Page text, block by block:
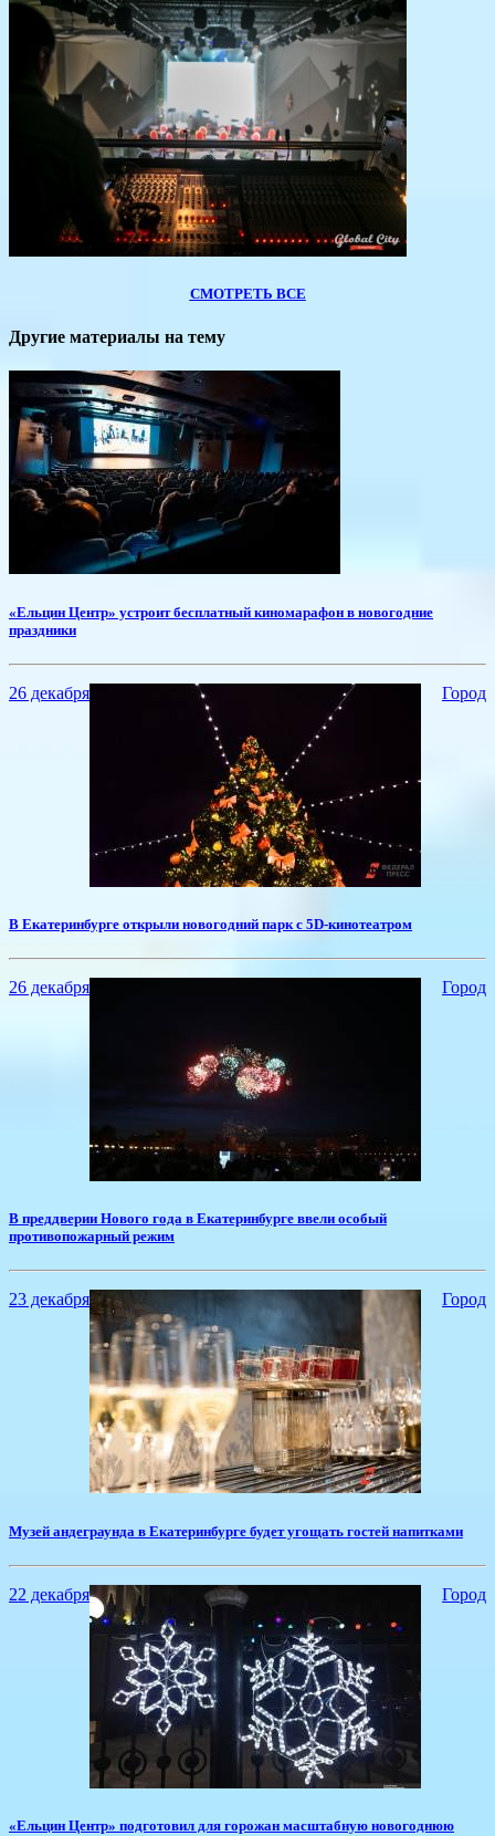
СМОТРЕТЬ ВСЕ
Другие материалы на тему
«Ельцин Центр» устроит бесплатный киномарафон в новогодние
праздники
26 декабря Город
В Екатеринбурге открыли новогодний парк с 5D-кинотеатром
26 декабря Город
В преддверии Нового года в Екатеринбурге ввели особый
противопожарный режим
23 декабря Город
Музей андеграунда в Екатеринбурге будет угощать гостей напитками
22 декабря Город
«Ельцин Центр» подготовил для горожан масштабную новогоднюю